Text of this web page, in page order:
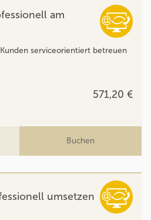
am
serviceorientiert betreuen
571,20 €
Buchen
umsetzen